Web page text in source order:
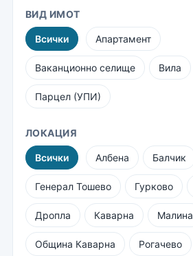
ВИД ИМОТ
Всички Апартамент
Ваканционно селище Вила
Парцел (УПИ)
ЛОКАЦИЯ
Всички Албена Балчик
Генерал Тошево Гурково
Дропла Каварна Малина
Община Каварна Рогачево